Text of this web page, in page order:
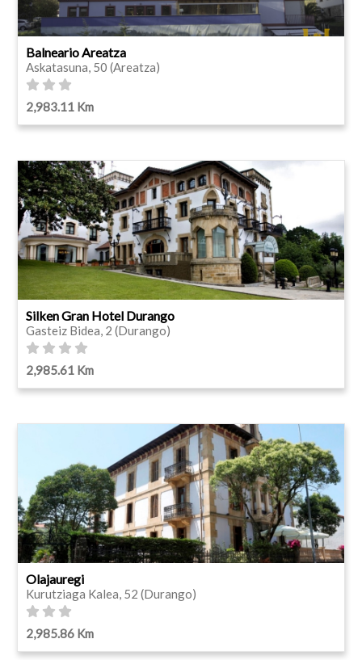
Balneario Areatza
Askatasuna, 50 (Areatza)
2,983.11 Km
Silken Gran Hotel Durango
Gasteiz Bidea, 2 (Durango)
2,985.61 Km
Olajauregi
Kurutziaga Kalea, 52 (Durango)
2,985.86 Km